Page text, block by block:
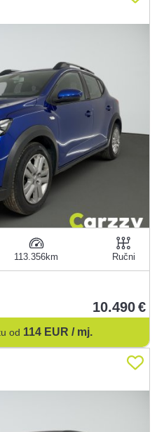
113.356 Ručni
10.490
od 114 EUR / mj.